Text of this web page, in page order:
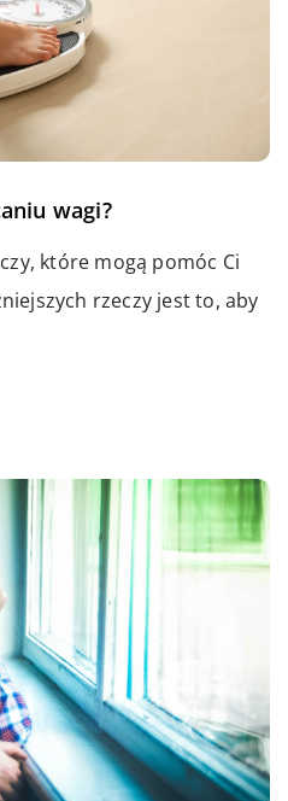
wagi?
które mogą pomóc Ci
rzeczy jest to, aby